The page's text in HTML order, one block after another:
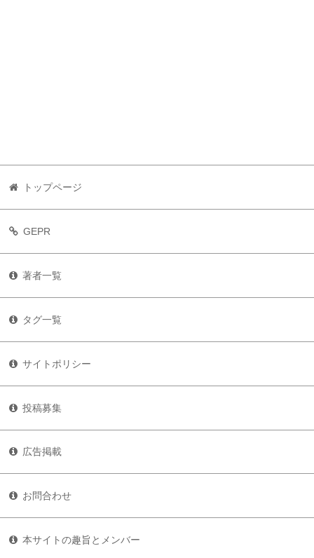
トップページ
GEPR
著者一覧
タグ一覧
サイトポリシー
投稿募集
広告掲載
お問合わせ
本サイトの趣旨とメンバー